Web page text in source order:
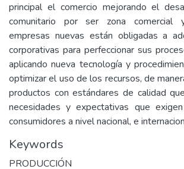
principal el comercio mejorando el
comunitario por ser zona comercial
empresas nuevas están obligadas a
corporativas para perfeccionar sus
aplicando nueva tecnología y
optimizar el uso de los recursos, de
productos con estándares de calidad
necesidades y expectativas que
consumidores a nivel nacional, e
Keywords
PRODUCCIÓN